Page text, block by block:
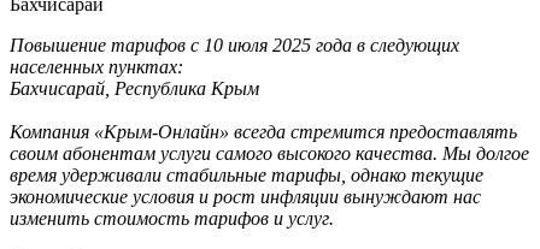
Повышение тарифов с 10 июля 2025 года в следующих
населенных пунктах:
Бахчисарай, Республика Крым
Компания «Крым-Онлайн» всегда стремится предоставлять
своим абонентам услуги самого высокого качества. Мы долгое
время удерживали стабильные тарифы, однако текущие
экономические условия и рост инфляции вынуждают нас
изменить стоимость тарифов и услуг.